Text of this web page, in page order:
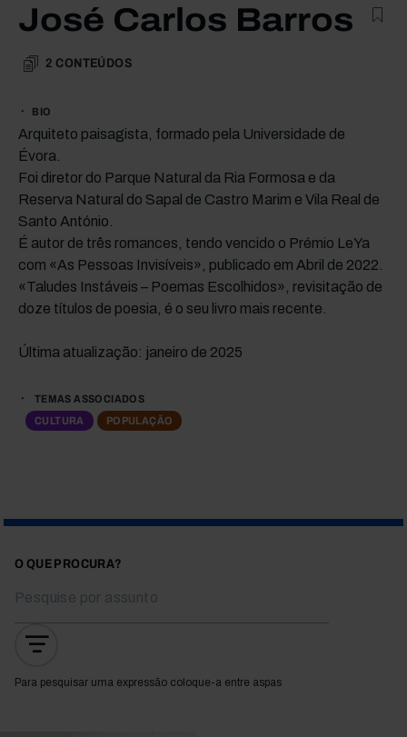
José Carlos Barros
2 CONTEÚDOS
BIO
Arquiteto paisagista, formado pela Universidade de
Évora.
Foi diretor do Parque Natural da Ria Formosa e da
Reserva Natural do Sapal de Castro Marim e Vila Real de
Santo António.
É autor de três romances, tendo vencido o Prémio LeYa
com «As Pessoas Invisíveis», publicado em Abril de 2022.
«Taludes Instáveis – Poemas Escolhidos», revisitação de
doze títulos de poesia, é o seu livro mais recente.
Última atualização: janeiro de 2025
TEMAS ASSOCIADOS
CULTURA
POPULAÇÃO
O QUE PROCURA?
Para pesquisar uma expressão coloque-a entre aspas